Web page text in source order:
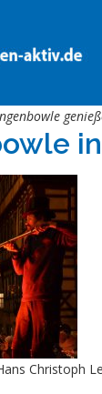
Christoph